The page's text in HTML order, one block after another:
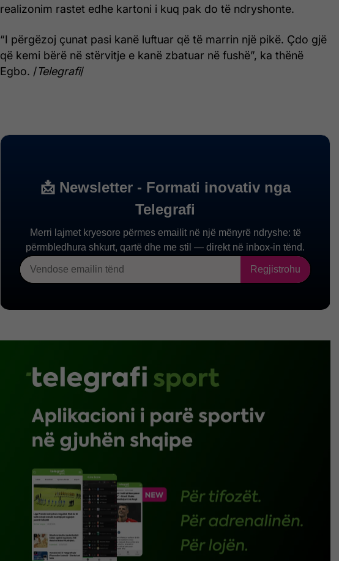
realizonim rastet edhe kartoni i kuq pak do të ndryshonte.
“I përgëzoj çunat pasi kanë luftuar që të marrin një pikë. Çdo gjë
që kemi bërë në stërvitje e kanë zbatuar në fushë”, ka thënë
Egbo. /Telegrafi/